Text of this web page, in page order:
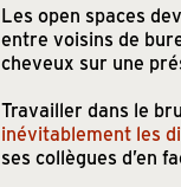
Les open spaces
entre voisins de
cheveux sur une
Travailler dans le
inévitablement les
ses collègues d’en